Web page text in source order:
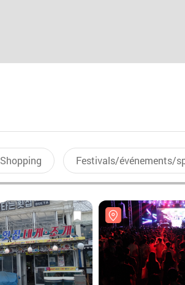
Shopping Festivals/événements/